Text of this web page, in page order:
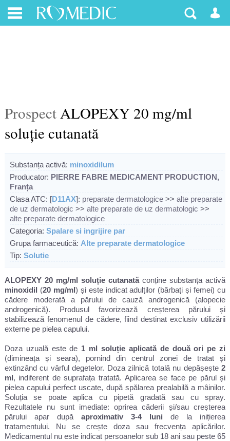
ProspectALOPEXY 20 mg/ml
soluţie cutanată
Substanța activă: minoxidilum
Producator: PIERRE FABRE MEDICAMENT PRODUCTION,
Franța
Clasa ATC: [D11AX]: preparate dermatologice>> alte preparate
de uz dermatologic >> alte preparate de uz dermatologic >>
alte preparate dermatologice
Categoria: Spalare si ingrijire par
Grupa farmaceutică: Alte preparate dermatologice
Tip: Solutie
ALOPEXY 20 mg/ml soluție cutanatăconține substanța activă
minoxidil (20 mg/ml) și este indicat adulților (bărbați și femei) cu
cădere moderată a părului de cauză androgenică (alopecie
androgenică). Produsul favorizează creșterea părului și
stabilizează fenomenul de cădere, fiind destinat exclusiv utilizării
externe pe pielea capului.
Doza uzuală este de 1 ml soluție aplicată de două ori pe zi
(dimineața și seara), pornind din centrul zonei de tratat și
extinzând cu vârful degetelor. Doza zilnică totală nu depășește2
ml, indiferent de suprafața tratată. Aplicarea se face pe părul și
pielea capului perfect uscate, după spălarea prealabilă a mâinilor.
Soluția se poate aplica cu pipetă gradată sau cu spray.
Rezultatele nu sunt imediate: oprirea căderii și/sau creșterea
părului apar după aproximativ 3-4 luni de la inițierea
tratamentului. Nu se crește doza sau frecvența aplicărilor.
Medicamentul nu este indicat persoanelor sub 18 ani sau peste 65